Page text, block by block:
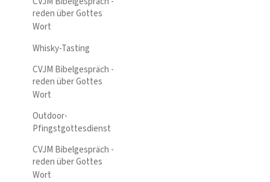
reden über Gottes
Wort
Whisky-Tasting
CVJM Bibelgespräch -
reden über Gottes
Wort
Outdoor-
Pfingstgottesdienst
CVJM Bibelgespräch -
reden über Gottes
Wort